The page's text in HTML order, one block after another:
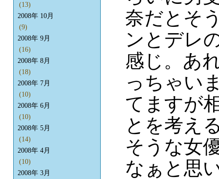
奈だとそ
ンとデレ
感じ。あ
っちゃい
てますが
とを考え
そうな女
なぁと思
(13)
2008年 10月
(9)
2008年 9月
(16)
2008年 8月
(18)
2008年 7月
(10)
2008年 6月
(10)
2008年 5月
(14)
2008年 4月
(10)
2008年 3月